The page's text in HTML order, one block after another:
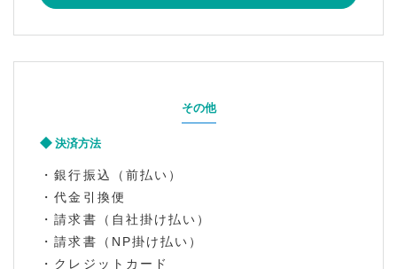
その他
決済方法
・銀行振込（前払い）
・代金引換便
・請求書（自社掛け払い）
・請求書（NP掛け払い）
・クレジットカード